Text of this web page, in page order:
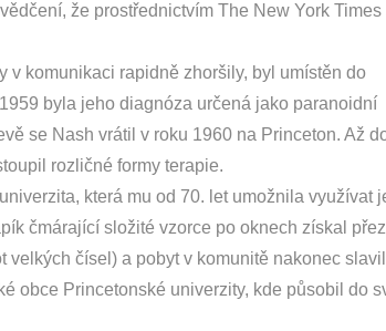
že prostřednictvím The New York Times
v komunikaci rapidně zhoršily, byl umístěn do
byla jeho diagnóza určená jako paranoidní
se Nash vrátil v roku 1960 na Princeton. Až
rozličné formy terapie.
která mu od 70. let umožnila využívat
čmárající složité vzorce po oknech získal
velkých čísel) a pobyt v komunitě nakonec
obce Princetonské univerzity, kde působil do